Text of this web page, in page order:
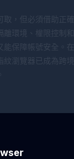
取，但必須借助正
離環境、權限控制
能保障帳號安全。
紋瀏覽器已成為跨